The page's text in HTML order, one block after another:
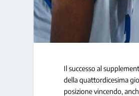
Il successo al
della quattordicesima
posizione vincendo,